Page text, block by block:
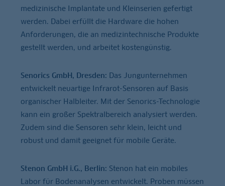
medizinische Implantate und Kleinserien gefertigt
werden. Dabei erfüllt die Hardware die hohen
Anforderungen, die an medizintechnische Produkte
gestellt werden, und arbeitet kostengünstig.
Senorics GmbH, Dresden: Das Jungunternehmen
entwickelt neuartige Infrarot-Sensoren auf Basis
organischer Halbleiter. Mit der Senorics-Technologie
kann ein großer Spektralbereich analysiert werden.
Zudem sind die Sensoren sehr klein, leicht und
robust und damit geeignet für mobile Geräte.
Stenon GmbH i.G., Berlin: Stenon hat ein mobiles
Labor für Bodenanalysen entwickelt. Proben müssen